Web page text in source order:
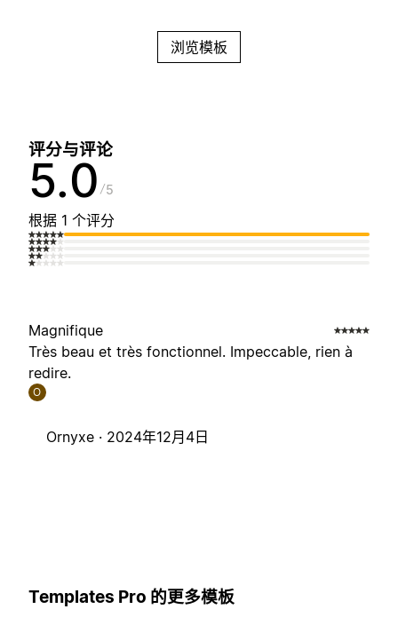
浏览模板
评分与评论
5.0 5
根据 1 个评分
Magnifique
Très beau et très fonctionnel. Impeccable, rien à
redire.
O
Ornyxe · 2024年12月4日
Templates Pro 的更多模板